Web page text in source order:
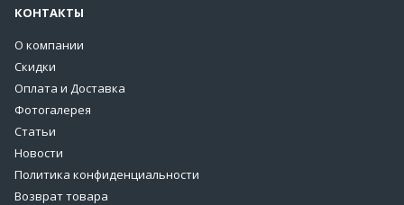
КОНТАКТЫ
О компании
Скидки
Оплата и Доставка
Фотогалерея
Статьи
Новости
Политика конфиденциальности
Возврат товара